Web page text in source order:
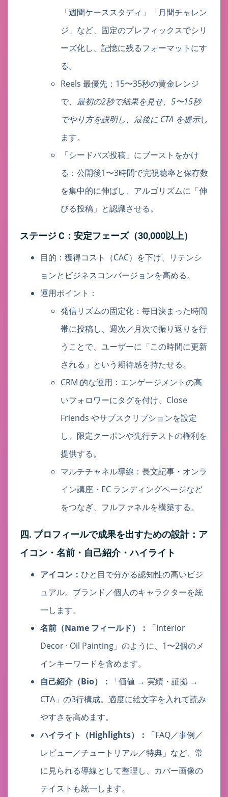
「週間ケーススタディ」「月間チャレン
ジ」など、固定のプレフィックスでシリ
ーズ化し、記憶に残るフォーマットにす
る。
Reels 最優先：15〜35秒の黄金レンジ
で、 最初の2秒で結果を見せ、5〜15秒
でやり方を説明し、最後に CTA を提示し
ます。
「シードバズ投稿」にブーストをかけ
る：公開後1〜3時間で完視聴率と保存数
を集中的に伸ばし、アルゴリズムに「伸
びる投稿」と認識させる。
ステージ C：安定フェーズ（30,000以上）
目的：獲得コスト（CAC）を下げ、リテンシ
ョンとビジネスコンバージョンを高める。
運用ポイント：
発信リズムの固定化：毎日決まった時間
帯に投稿し、週次／月次で振り返りを行
うことで、ユーザーに「この時間に更新
される」という期待感を持たせる。
CRM 的な運用：エンゲージメントの高
いフォロワーにタグを付け、Close
Friends やサブスクリプションを設定
し、限定クーポンや先行テストの権利を
提供する。
マルチチャネル導線：長文記事・オンラ
イン講座・EC ランディングページなど
をつなぎ、フルファネルを構築する。
四. プロフィールで成果を出すための設計：ア
イコン・名前・自己紹介・ハイライト
アイコン： ひと目で分かる認知性の高いビジ
ュアル。ブランド／個人のキャラクターを統
一します。
名前（Name フィールド）：
「Interior
Decor · Oil Painting」のように、1〜2個のメ
インキーワードを含めます。
自己紹介（Bio）：
「価値 → 実績・証拠 →
CTA」の3行構成。適度に絵文字を入れて読み
やすさを高めます。
ハイライト（Highlights）：
「FAQ／事例／
レビュー／チュートリアル／特典」など、常
に見られる導線として整理し、カバー画像の
テイストも統一します。